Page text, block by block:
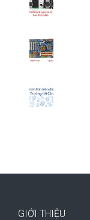
GIỚI THIỆU